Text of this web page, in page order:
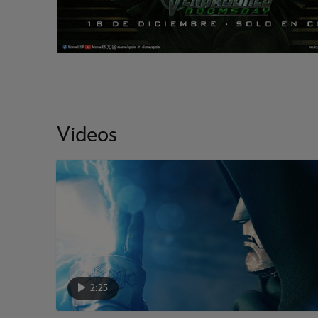
Videos
2:25